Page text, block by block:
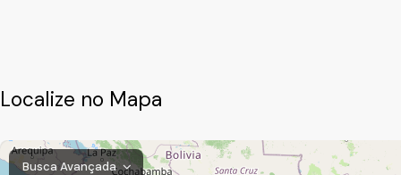
Localize no Mapa
Busca Avançada